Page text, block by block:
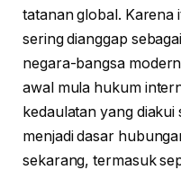
tatanan global. Karena
sering dianggap
negara-bangsa
awal mula hukum
kedaulatan yang
menjadi dasar
sekarang, termasuk